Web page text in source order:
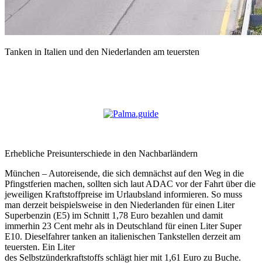
Tanken in Italien und den Niederlanden am teuersten
Erhebliche Preisunterschiede in den Nachbarländern
München – Autoreisende, die sich demnächst auf den Weg in die
Pfingstferien machen, sollten sich laut ADAC vor der Fahrt über die
jeweiligen Kraftstoffpreise im Urlaubsland informieren. So muss
man derzeit beispielsweise in den Niederlanden für einen Liter
Superbenzin (E5) im Schnitt 1,78 Euro bezahlen und damit
immerhin 23 Cent mehr als in Deutschland für einen Liter Super
E10. Dieselfahrer tanken an italienischen Tankstellen derzeit am
teuersten. Ein Liter
des Selbstzünderkraftstoffs schlägt hier mit 1,61 Euro zu Buche.